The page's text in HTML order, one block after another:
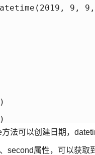
9,
法可以创建日期，
second属性，可以获取